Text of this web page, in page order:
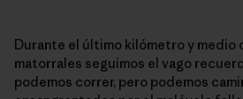
Durante el último kilómetro y medio
matorrales seguimos el vago
podemos correr, pero podemos